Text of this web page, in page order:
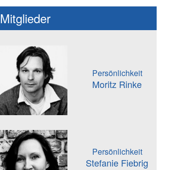
Mitglieder
Persönlichkeit
Moritz Rinke
Persönlichkeit
Stefanie Fiebrig